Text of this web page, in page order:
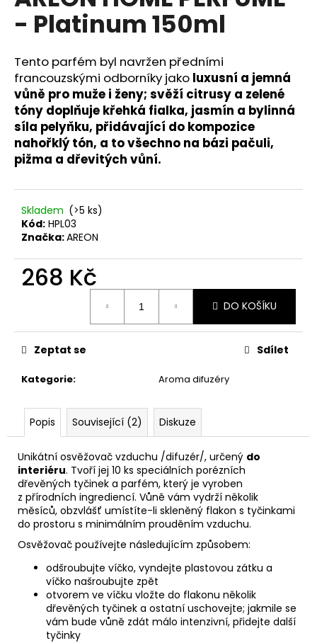
z
hvězdiček.
- Platinum 150ml
Tento parfém byl navržen předními
francouzskými odborníky jako luxusní a jemná
vůně pro muže i ženy; svěží citrusy a zelené
tóny doplňuje křehká fialka, jasmín a bylinná
síla pelyňku, přidávající do kompozice
nahořklý tón, a to všechno na bázi pačuli,
pižma a dřevitých vůní.
Skladem (>5 ks)
Kód: HPL03
Značka:AREON
268 Kč
DO KOŠÍKU
Kategorie: Aroma difuzéry
Zeptat se Sdílet
Popis Související (2) Diskuze
Unikátní osvěžovač vzduchu /difuzér/, určený do
interiéru. Tvoří jej 10 ks speciálních porézních
dřevěných tyčinek a parfém, který je vyroben
z přírodních ingrediencí. Vůně vám vydrží několik
měsíců, obzvlášť umístíte-li skleněný flakon s tyčinkami
do prostoru s minimálním prouděním vzduchu.
Osvěžovač používejte následujícím způsobem:
odšroubujte víčko, vyndejte plastovou zátku a
víčko našroubujte zpět
otvorem ve víčku vložte do flakonu několik
dřevěných tyčinek a ostatní uschovejte; jakmile se
vám bude vůně zdát málo intenzivní, přidejte další
tyčinky
a
í
t
?
HLEDAT
D
o
p
o
u
m
AREON
GEL
CAN
SPORT
LUX
-
PLATINUM
80G
120